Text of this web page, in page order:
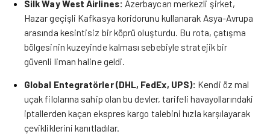
Silk Way West Airlines: Azerbaycan merkezli şirket,
Hazar geçişli Kafkasya koridorunu kullanarak Asya-Avrupa
arasında kesintisiz bir köprü oluşturdu. Bu rota, çatışma
bölgesinin kuzeyinde kalması sebebiyle stratejik bir
güvenli liman haline geldi.
Global Entegratörler (DHL, FedEx, UPS): Kendi öz mal
uçak filolarına sahip olan bu devler, tarifeli havayollarındaki
iptallerden kaçan ekspres kargo talebini hızla karşılayarak
çevikliklerini kanıtladılar.